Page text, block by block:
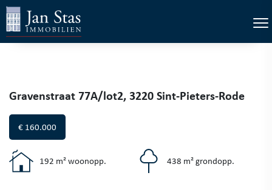
×
Gravenstraat 77A/lot2, 3220 Sint-Pieters-Rode
€ 160.000
192 m² woonopp. 438 m² grondopp.